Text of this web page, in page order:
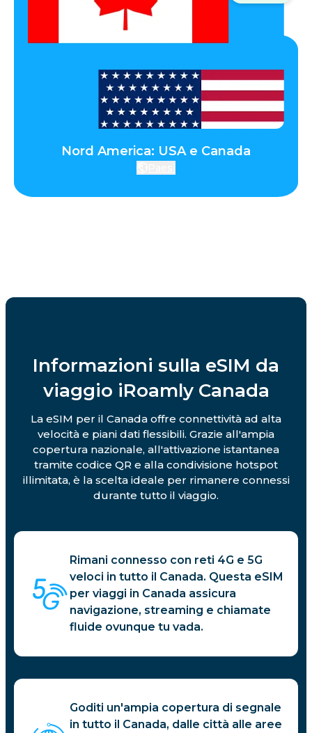
Nord America: USA e Canada
Informazioni sulla eSIM da
viaggio iRoamly Canada
La eSIM per il Canada offre connettività ad alta
velocità e piani dati flessibili. Grazie all'ampia
copertura nazionale, all'attivazione istantanea
tramite codice QR e alla condivisione hotspot
illimitata, è la scelta ideale per rimanere connessi
durante tutto il viaggio.
Rimani connesso con reti 4G e 5G
veloci in tutto il Canada. Questa eSIM
per viaggi in Canada assicura
navigazione, streaming e chiamate
fluide ovunque tu vada.
Goditi un'ampia copertura di segnale
in tutto il Canada, dalle città alle aree